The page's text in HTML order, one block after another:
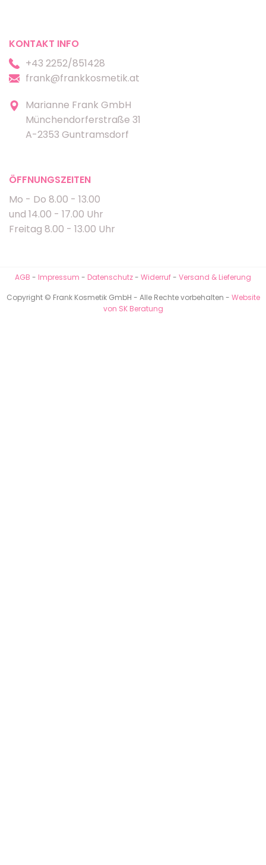
KONTAKT INFO
+43 2252/851428
frank@frankkosmetik.at
Marianne Frank GmbH
Münchendorferstraße 31
A-2353 Guntramsdorf
ÖFFNUNGSZEITEN
Mo - Do 8.00 - 13.00
und 14.00 - 17.00 Uhr
Freitag 8.00 - 13.00 Uhr
AGB - Impressum - Datenschutz- Widerruf- Versand & Lieferung
Copyright © Frank Kosmetik GmbH - Alle Rechte vorbehalten - Website
von SK Beratung